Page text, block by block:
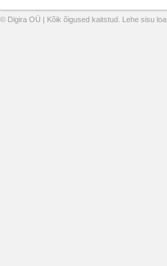
© Digira OÜ | Kõik õigused kaitstud. Lehe sisu